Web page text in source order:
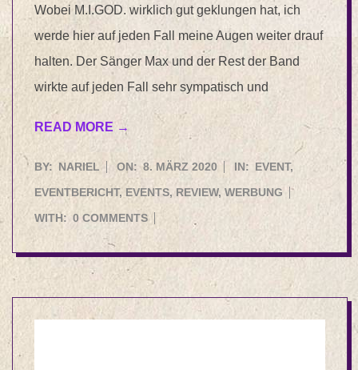
Wobei M.I.GOD. wirklich gut geklungen hat, ich
werde hier auf jeden Fall meine Augen weiter drauf
halten. Der Sänger Max und der Rest der Band
wirkte auf jeden Fall sehr sympatisch und
READ MORE →
2020-
03-
08
BY: NARIEL ON: 8. MÄRZ 2020 IN: EVENT,
EVENTBERICHT, EVENTS, REVIEW,WERBUNG
WITH: 0 COMMENTS